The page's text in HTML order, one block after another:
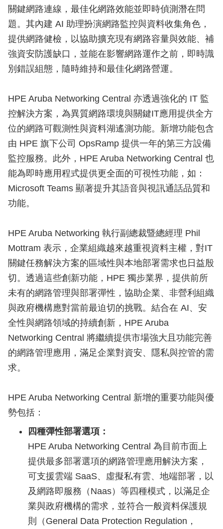
關鍵網路連線，最佳化網路效能並即時偵測潛在問
題。其內建 AI 助理扮演網路監控與資料收集角色，
提供網路健檢，以協助擴充現有網路容量與效能、補
強資安防護缺口，並能在影響網路運作之前，即時識
別錯誤組態，隨時維持和最佳化網路營運。
HPE Aruba Networking Central 亦透過強化的 IT 監
控解決方案，為異質網路環境與關鍵IT應用提供全方
位的網路可觀測性與資料湖遙測功能。新增功能包含
由 HPE 旗下公司 OpsRamp 提供一年的第三方設備
監控服務。此外，HPE Aruba Networking Central 也
能為即時應用程式提供更全面的可視性功能，如：
Microsoft Teams 顯著提升其語音與視訊通話品質和
功能。
HPE Aruba Networking 執行副總裁暨總經理 Phil
Mottram 表示，企業組織越來越重視資料主權，對IT
關鍵任務解決方案的區域性與本地部署需求也日益殷
切。透過這些創新功能，HPE 獨步業界，提供前所
未有的網路管理與部署彈性，協助企業、非營利組織
與政府機構應對當前最迫切的挑戰。結合在 AI、安
全性與網路領域的持續創新，HPE Aruba
Networking Central 將繼續提供市場強大且功能完善
的網路管理應用，滿足企業對資安、隱私與控管的需
求。
HPE Aruba Networking Central 新增的重要功能與優
勢包括：
四種彈性部署選項：
HPE Aruba Networking Central 為目前市面上
提供最多部署選項的網路管理應用解決方案，
可支援雲端 SaaS、虛擬私有雲、地端部署，以
及網路即服務（Naas）等四種模式，以滿足企
業與政府機構的需求，並符合一般資料保護規
則（General Data Protection Regulation，